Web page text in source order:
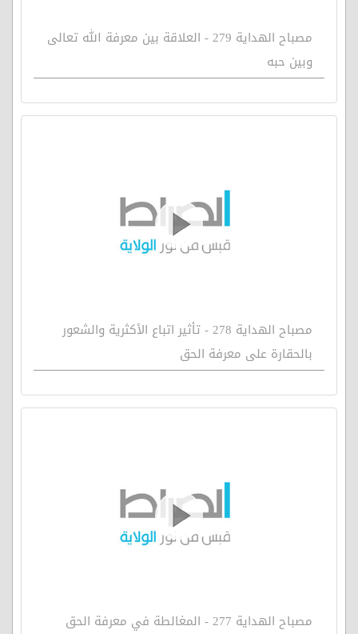
مصباح الهداية 279 - العلاقة بين معرفة الله تعالى
وبين حبه
مصباح الهداية 278 - تأثير اتباع الأكثرية والشعور
بالحقارة على معرفة الحق
مصباح الهداية 277 - المغالطة في معرفة الحق